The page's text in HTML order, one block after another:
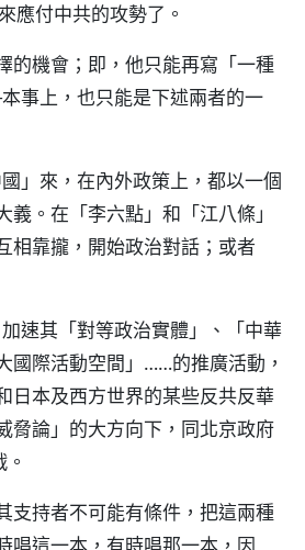
應付中共的攻勢了。
的機會；即，他只能再寫「一種
事上，也只能是下述兩者的一
」來，在內外政策上，都以一個
。在「李六點」和「江八條」
相靠攏，開始政治對話；或者
速其「對等政治實體」、「中華
國際活動空間」……的推廣活動，
日本及西方世界的某些反共反華
脅論」的大方向下，同北京政府
支持者不可能有條件，把這兩種